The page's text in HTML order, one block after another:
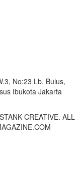
No:23 Lb. Bulus,
Ibukota Jakarta
CREATIVE. ALL